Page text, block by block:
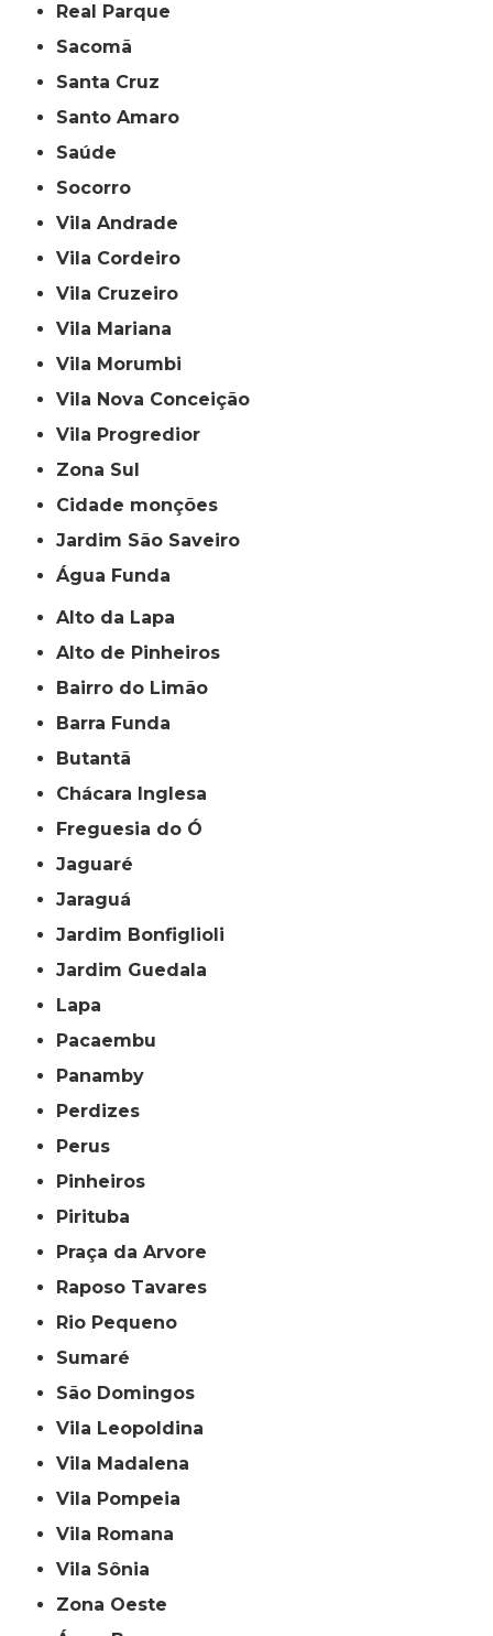
Real Parque
Sacomã
Santa Cruz
Santo Amaro
Saúde
Socorro
Vila Andrade
Vila Cordeiro
Vila Cruzeiro
Vila Mariana
Vila Morumbi
Vila Nova Conceição
Vila Progredior
Zona Sul
cidade monções
jardim São Saveiro
Água Funda
Alto da Lapa
Alto de Pinheiros
Bairro do Limão
Barra Funda
Butantã
Chácara Inglesa
Freguesia do Ó
Jaguaré
Jaraguá
Jardim Bonfiglioli
Jardim Guedala
Lapa
Pacaembu
Panamby
Perdizes
Perus
Pinheiros
Pirituba
Praça da Arvore
Raposo Tavares
Rio Pequeno
Sumaré
São Domingos
Vila Leopoldina
Vila Madalena
Vila Pompeia
Vila Romana
Vila Sônia
Zona Oeste